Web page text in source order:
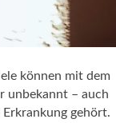
können mit dem
unbekannt – auch
gehört.